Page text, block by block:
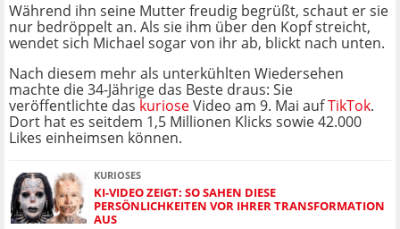
Während ihn seine Mutter freudig begrüßt, schaut er sie
nur bedröppelt an. Als sie ihm über den Kopf streicht,
wendet sich Michael sogar von ihr ab, blickt nach unten.
Nach diesem mehr als unterkühlten Wiedersehen
machte die 34-Jährige das Beste draus: Sie
veröffentlichte das kurioseVideo am 9. Mai aufTikTok.
Dort hat es seitdem 1,5 Millionen Klicks sowie 42.000
Likes einheimsen können.
KURIOSES
KI-VIDEO ZEIGT: SO SAHEN DIESE
PERSÖNLICHKEITEN VOR IHRER TRANSFORMATION
AUS